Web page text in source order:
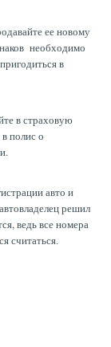
ее новому
необходимо
в
в страховую
полис о
авто и
решил
ведь все номера
считаться.